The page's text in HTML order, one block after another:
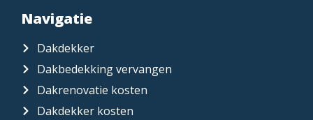
Navigatie
Dakdekker
Dakbedekking vervangen
Dakrenovatie kosten
Dakdekker kosten